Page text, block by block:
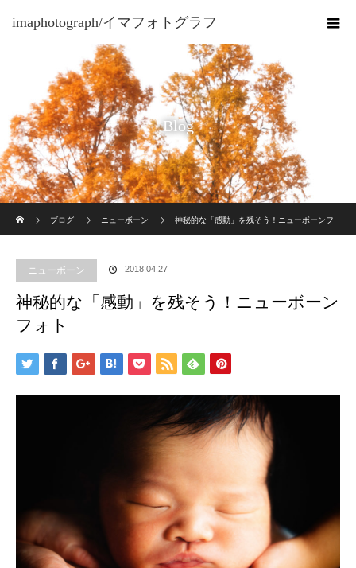
imaphotograph/イマフォトグラフ
Blog
ブログ
ニューボーン 神秘的な「感動」を残そう！ニューボーンフ
ニューボーン 2018.04.27
神秘的な「感動」を残そう！ニューボーン
フォト